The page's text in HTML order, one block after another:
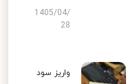
1405/04/
28
واریز سود